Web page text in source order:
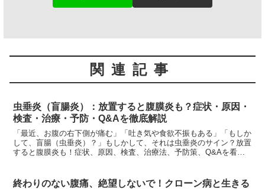
関連記事
虫垂炎（盲腸炎）：放置すると腹膜炎も？症状・原因・
検査・治療・予防・Q&Aを徹底解説
「最近、お腹の右下側が痛む」「吐き気や食欲不振もある」「もしか
して、盲腸（虫垂炎）？」もしかして、それは虫垂炎のサイン？放置
すると腹膜炎も！症状、原因、検査、治療法、予防策、Q&Aを看護
終わりのない腹痛、絶望しないで！クローン病と生きる